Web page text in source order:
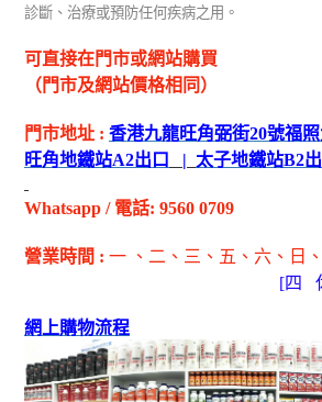
診斷、治療或預防任何疾病之用。
可直接在門市或網站購買
（門市及網站價格相同）
門市地址 : 香港九龍旺角弼街20號福
旺角地鐵站A2出 口 | 太子地鐵站B2出
Whatsapp / 電話: 9560 0709
營業時間 : 一 、二、三、五 、六 、日
[四
網上購物流程